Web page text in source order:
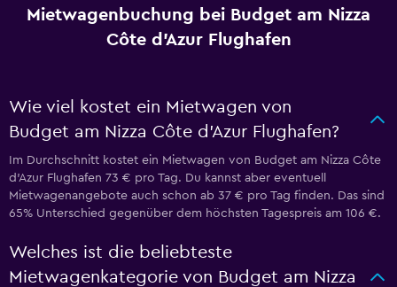
Mietwagenbuchung bei Budget am Nizza
Côte d’Azur Flughafen
Wie viel kostet ein Mietwagen von
Budget am Nizza Côte d’Azur Flughafen?
Im Durchschnitt kostet ein Mietwagen von Budget am Nizza Côte
d’Azur Flughafen 73 € pro Tag. Du kannst aber eventuell
Mietwagenangebote auch schon ab 37 € pro Tag finden. Das sind
65% Unterschied gegenüber dem höchsten Tagespreis am 106 €.
Welches ist die beliebteste
Mietwagenkategorie von Budget am Nizza